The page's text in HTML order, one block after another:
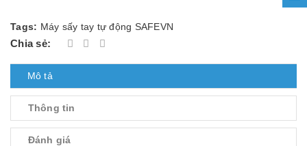
Tags: Máy sấy tay tự động SAFEVN
Chia sẻ:
Mô tả
Thông tin
Đánh giá